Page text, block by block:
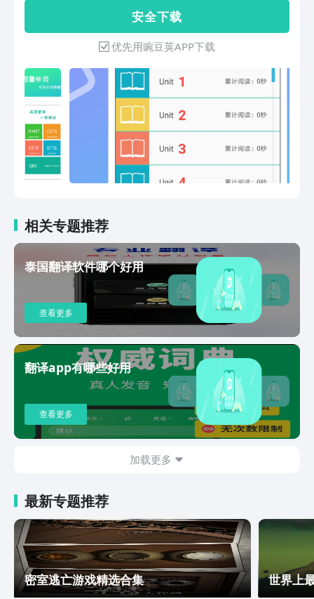
美音，学习英语音标，要会流利说英语，
更要会正确说英语口语3、丰富单词书，
涵盖英语四级六级、考研英语、雅思、托
福、初中英语等多种专门单词书4、包含
了较常用的基础英语口语与短语，随身携
带的英语老师,打造一口流利英语。
安 全 下 载
优先用豌豆荚APP下载
相关专题推荐
泰国翻译软件哪个好用
查看更多
翻译app有哪些好用
查看更多
加载更多
最新专题推荐
密室逃亡游戏精选合集 世界上